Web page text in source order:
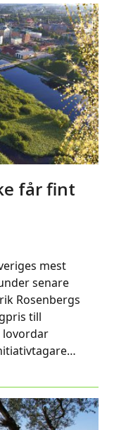
får fint
mest
senare
Rosenbergs
till
lovordar